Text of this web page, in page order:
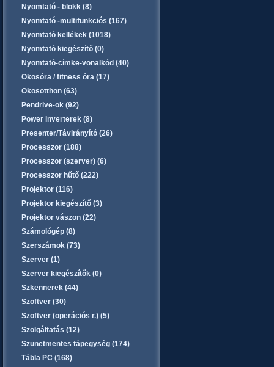
Nyomtató - blokk (8)
Nyomtató -multifunkciós (167)
Nyomtató kellékek (1018)
Nyomtató kiegészítő (0)
Nyomtató-címke-vonalkód (40)
Okosóra / fitness óra (17)
Okosotthon (63)
Pendrive-ok (92)
Power inverterek (8)
Presenter/Távirányító (26)
Processzor (188)
Processzor (szerver) (6)
Processzor hűtő (222)
Projektor (116)
Projektor kiegészítő (3)
Projektor vászon (22)
Számológép (8)
Szerszámok (73)
Szerver (1)
Szerver kiegészítők (0)
Szkennerek (44)
Szoftver (30)
Szoftver (operációs r.) (5)
Szolgáltatás (12)
Szünetmentes tápegység (174)
Tábla PC (168)